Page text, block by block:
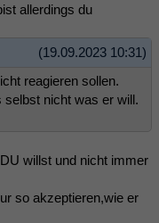
allerdings du
(19.09.2023 10:31)
reagieren sollen.
nicht was er will.
willst und nicht immer
so akzeptieren,wie er